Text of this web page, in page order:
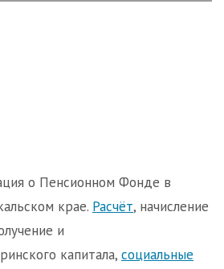
о Пенсионном Фонде в
крае. Расчёт, начисление
и
капитала, социальные